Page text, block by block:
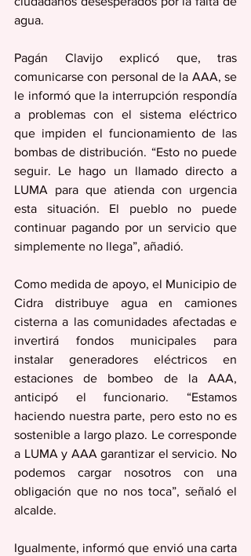
agua.
Pagán Clavijo explicó que, tras
comunicarse con personal de la AAA, se
le informó que la interrupción respondía
a problemas con el sistema eléctrico
que impiden el funcionamiento de las
bombas de distribución. “Esto no puede
seguir. Le hago un llamado directo a
LUMA para que atienda con urgencia
esta situación. El pueblo no puede
continuar pagando por un servicio que
simplemente no llega”, añadió.
Como medida de apoyo, el Municipio de
Cidra distribuye agua en camiones
cisterna a las comunidades afectadas e
invertirá fondos municipales para
instalar generadores eléctricos en
estaciones de bombeo de la AAA,
anticipó el funcionario. “Estamos
haciendo nuestra parte, pero esto no es
sostenible a largo plazo. Le corresponde
a LUMA y AAA garantizar el servicio. No
podemos cargar nosotros con una
obligación que no nos toca”, señaló el
alcalde.
Igualmente, informó que envió una carta